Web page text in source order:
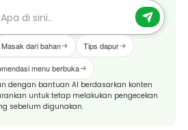
Masak dari bahan Tips dapur
menu berbuka
dengan bantuan AI berdasarkan konten
untuk tetap melakukan pengecekan
sebelum digunakan.